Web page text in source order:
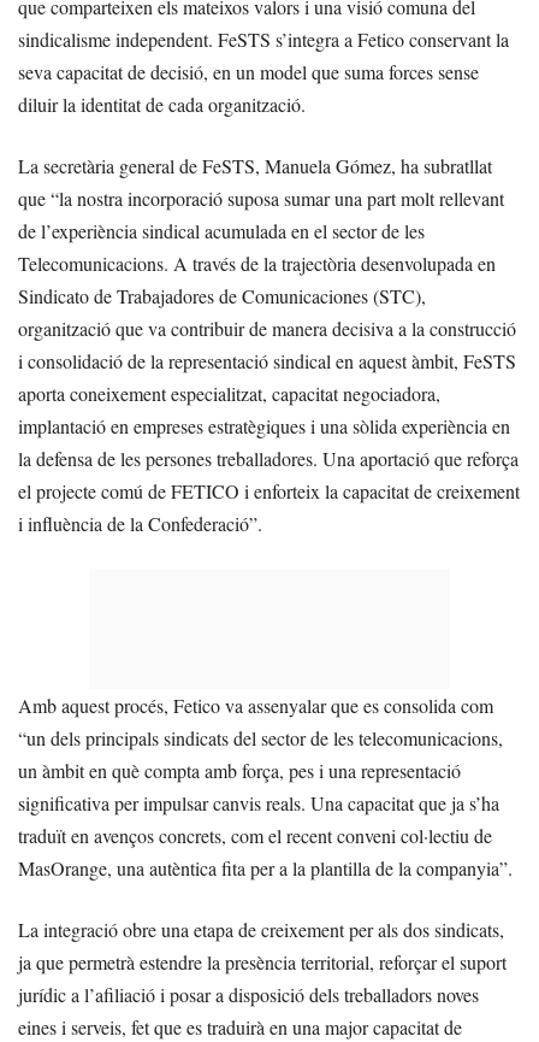
que comparteixen els mateixos valors i una visió comuna del
sindicalisme independent. FeSTS s’integra a Fetico conservant la
seva capacitat de decisió, en un model que suma forces sense
diluir la identitat de cada organització.
La secretària general de FeSTS, Manuela Gómez, ha subratllat
que “la nostra incorporació suposa sumar una part molt rellevant
de l’experiència sindical acumulada en el sector de les
Telecomunicacions. A través de la trajectòria desenvolupada en
Sindicato de Trabajadores de Comunicaciones (STC),
organització que va contribuir de manera decisiva a la construcció
i consolidació de la representació sindical en aquest àmbit, FeSTS
aporta coneixement especialitzat, capacitat negociadora,
implantació en empreses estratègiques i una sòlida experiència en
la defensa de les persones treballadores. Una aportació que reforça
el projecte comú de FETICO i enforteix la capacitat de creixement
i influència de la Confederació”.
Amb aquest procés, Fetico va assenyalar que es consolida com
“un dels principals sindicats del sector de les telecomunicacions,
un àmbit en què compta amb força, pes i una representació
significativa per impulsar canvis reals. Una capacitat que ja s’ha
traduït en avenços concrets, com el recent conveni col·lectiu de
MasOrange, una autèntica fita per a la plantilla de la companyia”.
La integració obre una etapa de creixement per als dos sindicats,
ja que permetrà estendre la presència territorial, reforçar el suport
jurídic a l’afiliació i posar a disposició dels treballadors noves
eines i serveis, fet que es traduirà en una major capacitat de